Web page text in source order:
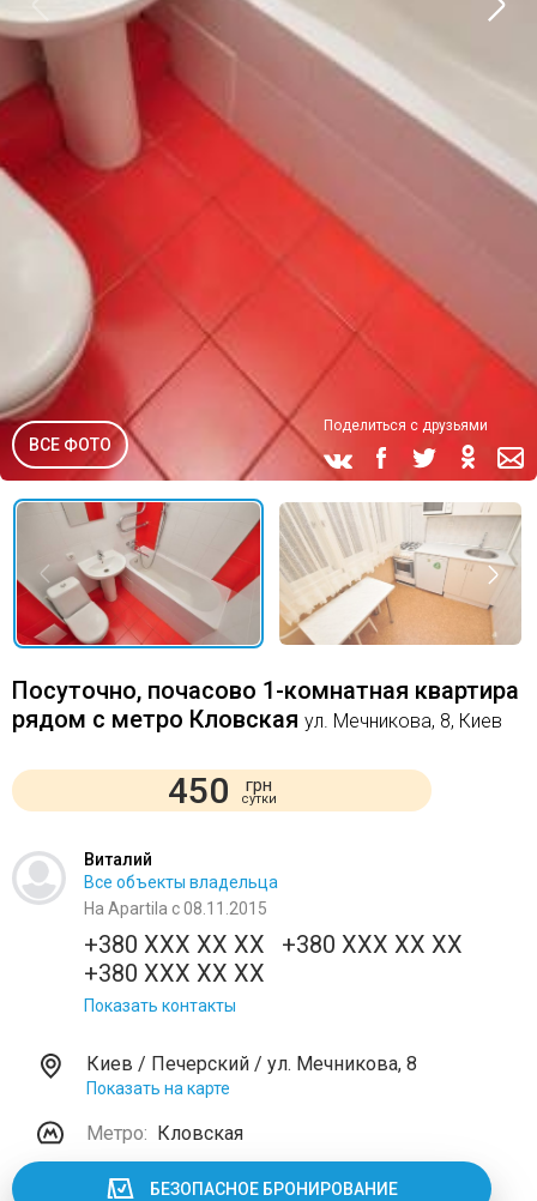
ВСЕ ФОТО
Поделиться с друзьями
Посуточно, почасово 1-комнатная квартира
рядом с метро Кловская ул. Мечникова, 8, Киев
450 грн
сутки
Виталий
Все объекты владельца
На Apartila с 08.11.2015
+380 XXX XX XX
+380 XXX XX XX
+380 XXX XX XX
Показать контакты
Киев / Печерский / ул. Мечникова, 8
Показать на карте
Метро: Кловская
БЕЗОПАСНОЕ БРОНИРОВАНИЕ